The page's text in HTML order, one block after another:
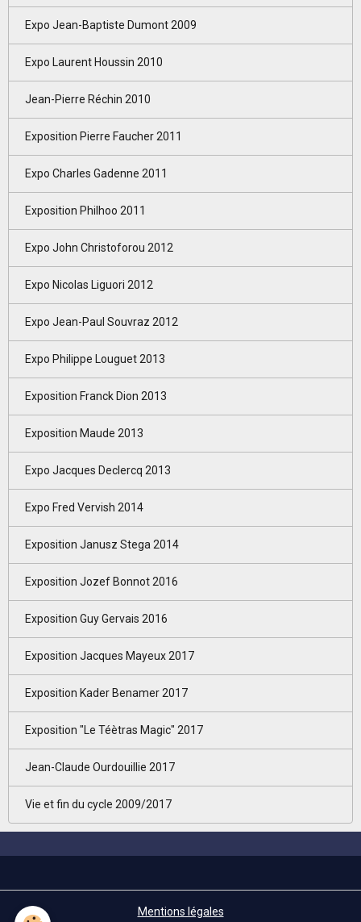
Expo Jean-Baptiste Dumont 2009
Expo Laurent Houssin 2010
Jean-Pierre Réchin 2010
Exposition Pierre Faucher 2011
Expo Charles Gadenne 2011
Exposition Philhoo 2011
Expo John Christoforou 2012
Expo Nicolas Liguori 2012
Expo Jean-Paul Souvraz 2012
Expo Philippe Louguet 2013
Exposition Franck Dion 2013
Exposition Maude 2013
Expo Jacques Declercq 2013
Expo Fred Vervish 2014
Exposition Janusz Stega 2014
Exposition Jozef Bonnot 2016
Exposition Guy Gervais 2016
Exposition Jacques Mayeux 2017
Exposition Kader Benamer 2017
Exposition "Le Téètras Magic" 2017
Jean-Claude Ourdouillie 2017
Vie et fin du cycle 2009/2017
Mentions légales